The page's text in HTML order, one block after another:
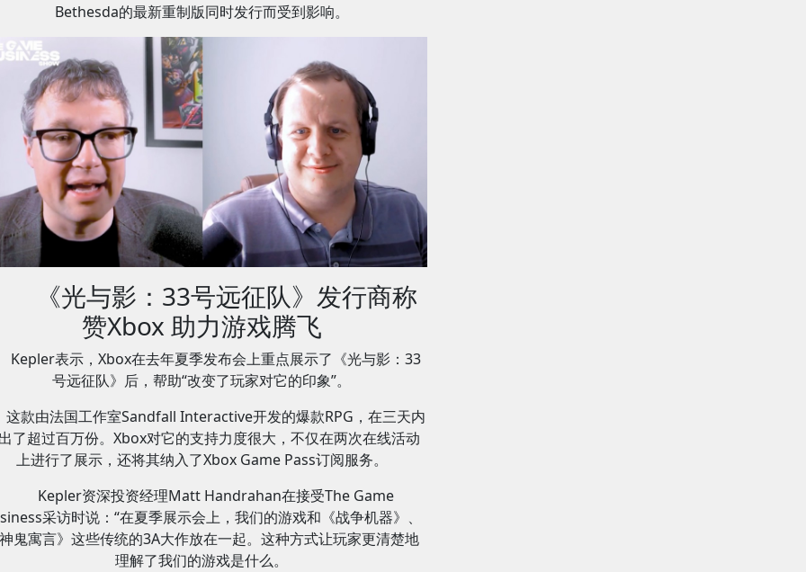
Bethesda的最新重制版同时发行而受到影响。
《光与影：33号远征队》发行商称
赞Xbox 助力游戏腾飞
Kepler表示，Xbox在去年夏季发布会上重点展示了《光与影：33
号远征队》后，帮助“改变了玩家对它的印象”。
这款由法国工作室Sandfall Interactive开发的爆款RPG，在三天内
了超过百万份。Xbox对它的支持力度很大，不仅在两次在线活动
上进行了展示，还将其纳入了Xbox Game Pass订阅服务。
Kepler资深投资经理Matt Handrahan在接受The Game
采访时说：“在夏季展示会上，我们的游戏和《战争机器》、
鬼寓言》这些传统的3A大作放在一起。这种方式让玩家更清楚地
理解了我们的游戏是什么。